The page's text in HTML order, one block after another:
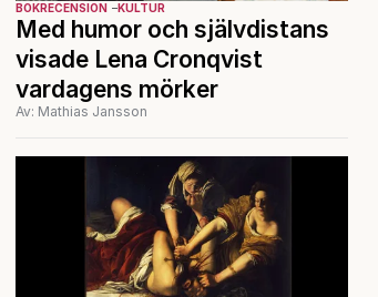
BOKRECENSION KULTUR
Med humor och självdistans
visade Lena Cronqvist
vardagens mörker
Av: Mathias Jansson